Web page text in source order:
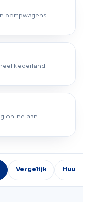
pompwagens.
Nederland.
online aan.
Vergelijk